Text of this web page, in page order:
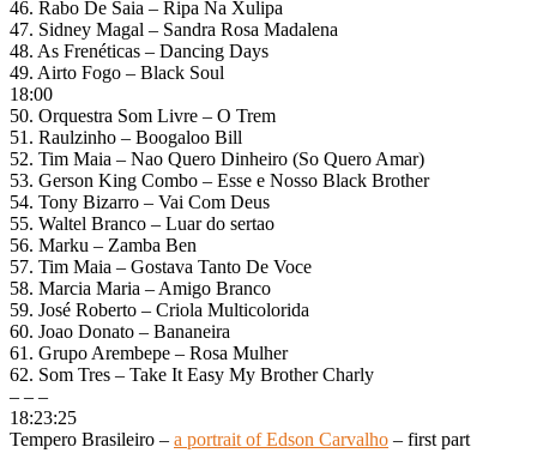
46. Rabo De Saia – Ripa Na Xulipa
47. Sidney Magal – Sandra Rosa Madalena
48. As Frenéticas – Dancing Days
49. Airto Fogo – Black Soul
18:00
50. Orquestra Som Livre – O Trem
51. Raulzinho – Boogaloo Bill
52. Tim Maia – Nao Quero Dinheiro (So Quero Amar)
53. Gerson King Combo – Esse e Nosso Black Brother
54. Tony Bizarro – Vai Com Deus
55. Waltel Branco – Luar do sertao
56. Marku – Zamba Ben
57. Tim Maia – Gostava Tanto De Voce
58. Marcia Maria – Amigo Branco
59. José Roberto – Criola Multicolorida
60. Joao Donato – Bananeira
61. Grupo Arembepe – Rosa Mulher
62. Som Tres – Take It Easy My Brother Charly
– – –
18:23:25
Tempero Brasileiro – a portrait of Edson Carvalho – first part